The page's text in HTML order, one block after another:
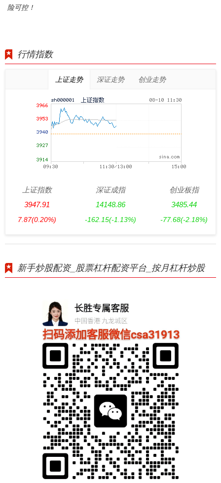
险可控！
行情指数
上证走势 深证走势 创业走势
上证指数
3947.91
7.87(0.20%)
深证成指
14148.86
-162.15(-1.13%)
创业板指
3485.44
-77.68(-2.18%)
新手炒股配资_股票杠杆配资平台_按月杠杆炒股